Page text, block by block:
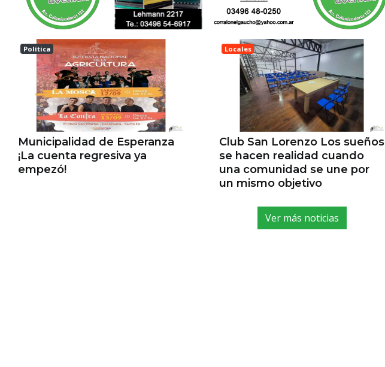
Política
ESPERANZA
Municipalidad de Esperanza
¡La cuenta regresiva ya
empezó!
Locales
Esperanza
Club San Lorenzo Los sueños
se hacen realidad cuando
una comunidad se une por
un mismo objetivo
Ver más noticias